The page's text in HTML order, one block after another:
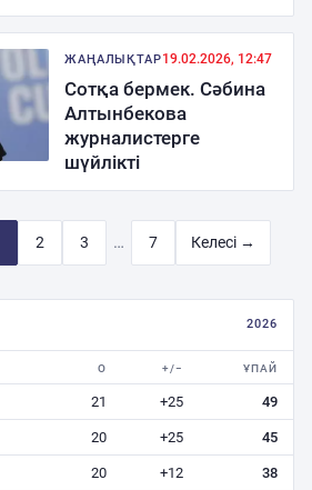
ЖАҢАЛЫҚТАР19.02.2026, 12:47
Сотқа бермек. Сәбина
Алтынбекова
журналистерге
шүйлікті
2 3 … 7 Келесі →
2026
О +/− ҰПАЙ
21 +25 49
20 +25 45
20 +12 38